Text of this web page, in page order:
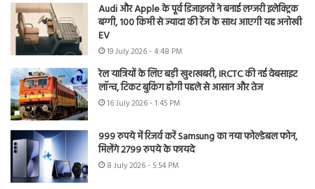
Audi और Apple के पूर्व डिजाइनरों ने बनाई लग्जरी इलेक्ट्रिक
बग्गी, 100 किमी से ज्यादा की रेंज के साथ आएगी यह अनोखी
EV
19 July 2026 - 4:48 PM
रेल यात्रियों के लिए बड़ी खुशखबरी, IRCTC की नई वेबसाइट
लॉन्च, टिकट बुकिंग होगी पहले से आसान और तेज
16 July 2026 - 1:45 PM
999 रुपये में रिजर्व करें Samsung का नया फोल्डेबल फोन,
मिलेंगे 2799 रुपये के फायदे
8 July 2026 - 5:54 PM